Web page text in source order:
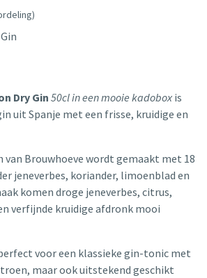
Dry Gin 50cl in een mooie kadobox is
uit Spanje met een frisse, kruidige en
van Brouwhoeve wordt gemaakt met 18
jeneverbes, koriander, limoenblad en
komen droge jeneverbes, citrus,
verfijnde kruidige afdronk mooi
voor een klassieke gin-tonic met
maar ook uitstekend geschikt